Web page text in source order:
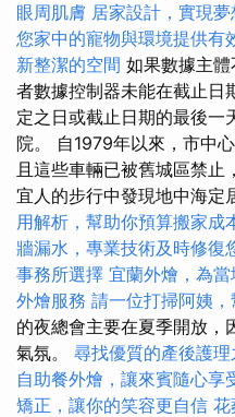
眼周肌膚 居家設計，實現
您家中的寵物與環境提供有
新整潔的空間 如果數據主
者數據控制器未能在截止日
定之日或截止日期的最後
院。 自1979年以來，市中
且這些車輛已被舊城區禁止
宜人的步行中發現地中海定
用解析，幫助你預算搬家成
牆漏水，專業技術及時修復
事務所選擇 宜蘭外燴，為
外燴服務 請一位打掃阿姨
的夜總會主要在夏季開放，
氣氛。 尋找優質的產後護
自助餐外燴，讓來賓隨心享
矯正，讓你的笑容更自信 花